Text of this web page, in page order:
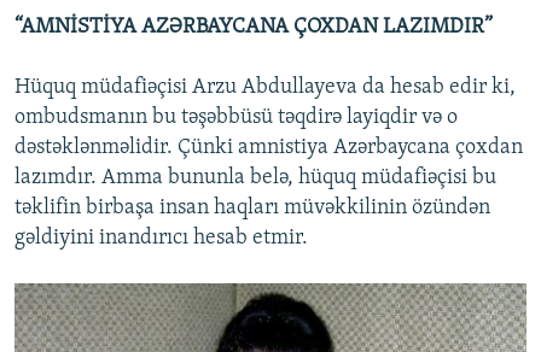
“AMNİSTİYA AZƏRBAYCANA ÇOXDAN LAZIMDIR”
Hüquq müdafiəçisi Arzu Abdullayeva da hesab edir ki,
ombudsmanın bu təşəbbüsü təqdirə layiqdir və o
dəstəklənməlidir. Çünki amnistiya Azərbaycana çoxdan
lazımdır. Amma bununla belə, hüquq müdafiəçisi bu
təklifin birbaşa insan haqları müvəkkilinin özündən
gəldiyini inandırıcı hesab etmir.